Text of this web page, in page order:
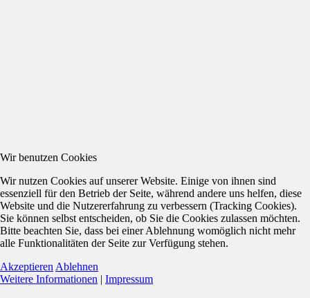
Wir benutzen Cookies
Wir nutzen Cookies auf unserer Website. Einige von ihnen sind
essenziell für den Betrieb der Seite, während andere uns helfen, diese
Website und die Nutzererfahrung zu verbessern (Tracking Cookies).
Sie können selbst entscheiden, ob Sie die Cookies zulassen möchten.
Bitte beachten Sie, dass bei einer Ablehnung womöglich nicht mehr
alle Funktionalitäten der Seite zur Verfügung stehen.
Akzeptieren Ablehnen
Weitere Informationen | Impressum